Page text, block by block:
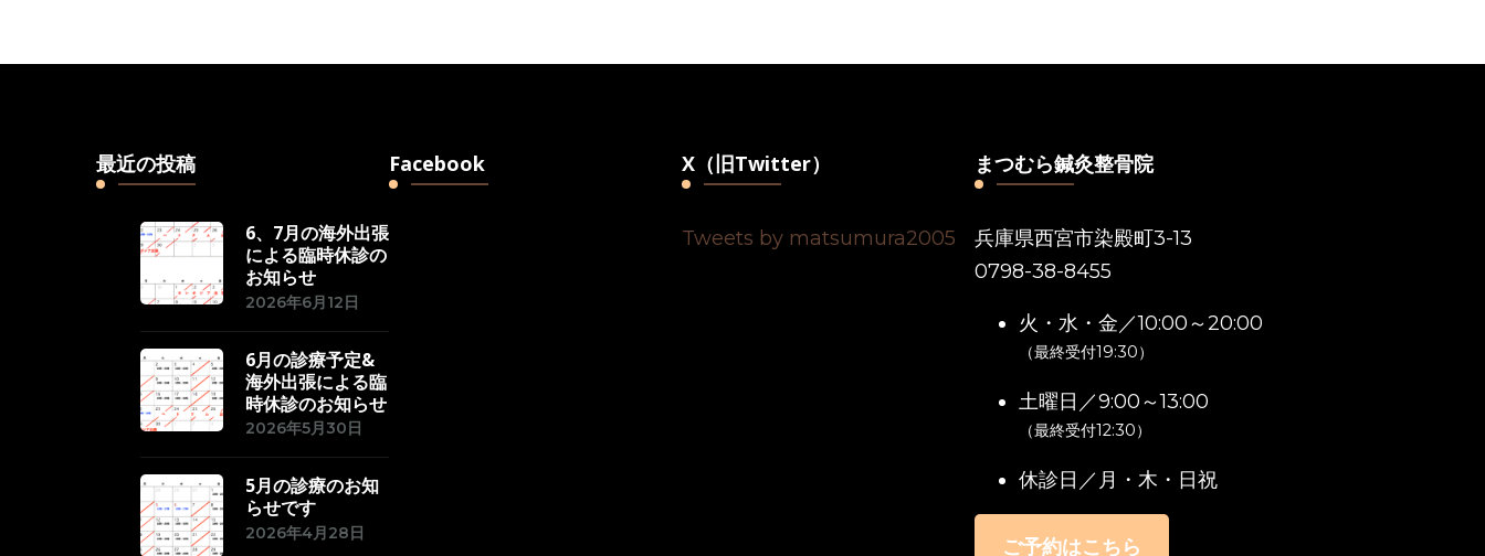
最近の投稿
6、7月の海外出張
による臨時休診の
お知らせ
2026年6月12日
6月の診療予定&
海外出張による臨
時休診のお知らせ
2026年5月30日
5月の診療のお知
らせです
2026年4月28日
Facebook X（旧Twitter）
Tweets by matsumura2005
まつむら鍼灸整骨院
兵庫県西宮市染殿町3-13
0798-38-8455
火・水・金／10:00～20:00
（最終受付19:30）
土曜日／9:00～13:00
（最終受付12:30）
休診日／月・木・日祝
ご予約はこちら